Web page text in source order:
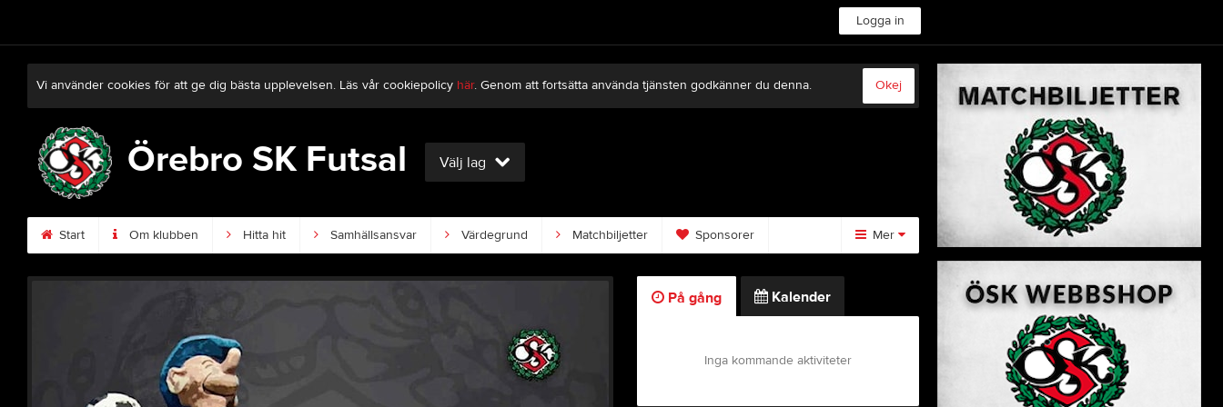
Logga in
Vi använder cookies för att ge dig bästa upplevelsen. Läs vår cookiepolicy här. Genom att fortsätta använda tjänsten godkänner du denna. Okej
Örebro SK Futsal Välj lag
Start Om klubben Hitta hit Samhällsansvar Värdegrund Matchbiljetter Sponsorer Mer
Huvudmeny
Kalender
På gång Kalender
Inga kommande aktiviteter